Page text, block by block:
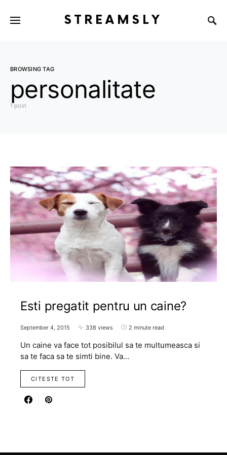
STREAMSLY
BROWSING TAG
personalitate
1 post
Esti pregatit pentru un caine?
September 4, 2015 338 views 2 minute read
Un caine va face tot posibilul sa te multumeasca si
sa te faca sa te simti bine. Va…
CITESTE TOT